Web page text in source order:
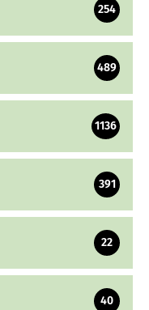
254
489
1136
391
22
40